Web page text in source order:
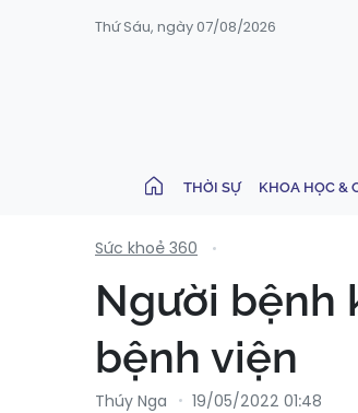
Thứ Sáu, ngày 07/08/2026
THỜI SỰ KHOA HỌC &
Sức khoẻ 360
Người bệnh
bệnh viện
Thúy Nga 19/05/2022 01:48